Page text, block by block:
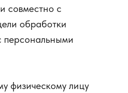
совместно с
обработки
персональными
физическому лицу